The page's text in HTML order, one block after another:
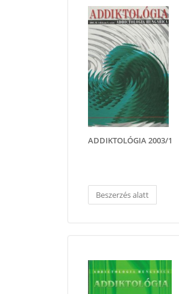
ADDIKTOLÓGIA 2003/1
Beszerzés alatt